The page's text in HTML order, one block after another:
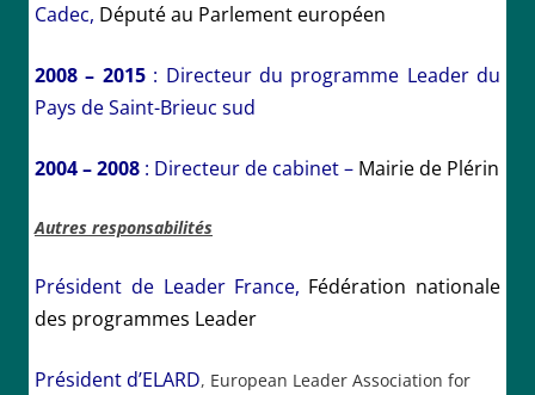
Cadec, Député au Parlement européen
2008 – 2015: Directeur du programme Leader du
Pays de Saint-Brieuc sud
2004 – 2008 : Directeur de cabinet – Mairie de Plérin
Autres responsabilités
Président de Leader France, Fédération nationale
des programmes Leader
Président d’ELARD, European Leader Association for